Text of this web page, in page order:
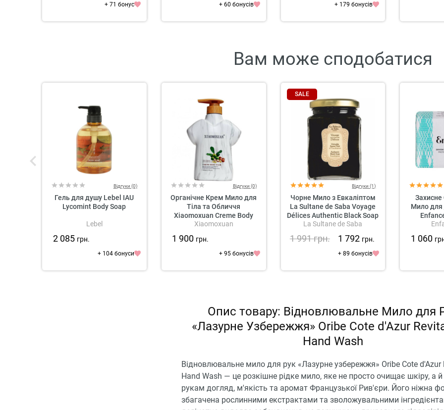
+ 71 бонус + 60 бонусів + 179 бонусів
Вам може сподобатися
Відгуки (0)
Гель для душу Lebel IAU
Lycomint Body Soap
Lebel
2 085 грн.
+ 104 бонуси
Відгуки (0)
Органічне Крем Мило для
Тіла та Обличчя
Xiaomoxuan Creme Body
Wash
Xiaomoxuan
1 900 грн.
+ 95 бонусів
SALE
Відгуки (1)
Чорне Мило з Евкаліптом
La Sultane de Saba Voyage
Délices Authentic Black Soap
Eucalyptus
La Sultane de Saba
1 991грн. 1 792 грн.
+ 89 бонусів
Мило для
1 060
Опис товару: Відновлювальне Мило для
«Лазурне Узбережжя» Oribe Cote d'Azur
Hand Wash
Відновлювальне мило для рук «Лазурне узбережжя» Oribe Cote d'Azur
Hand Wash — це розкішне рідке мило, яке не просто очищає шкіру, а
рукам догляд, м'якість та аромат Французької Рив'єри. Його ніжна
збагачена рослинними екстрактами та зволожувальними